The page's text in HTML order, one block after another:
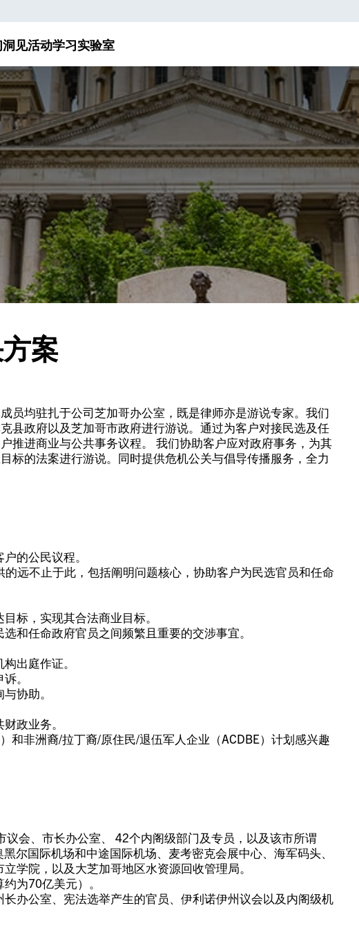
洞见活动学习实验室
案
员均驻扎于公司芝加哥办公室，既是律师亦是游说专家。我们
县政府以及芝加哥市政府进行游说。通过为客户对接民选及任
推进商业与公共事务议程。 我们协助客户应对政府事务，为其
标的法案进行游说。同时提供危机公关与倡导传播服务，全力
的公民议程。
远不止于此，包括阐明问题核心，协助客户为民选官员和任命
标，实现其合法商业目标。
和任命政府官员之间频繁且重要的交涉事宜。
出庭作证。
。
协助。
政业务。
和非洲裔/拉丁裔/原住民/退伍军人企业（ACDBE）计划感兴趣
会、市长办公室、 42个内阁级部门及专员，以及该市所谓
国际机场和中途国际机场、麦考密克会展中心、海军码头、
学院，以及大芝加哥地区水资源回收管理局。
为70亿美元）。
办公室、宪法选举产生的官员、伊利诺伊州议会以及内阁级机